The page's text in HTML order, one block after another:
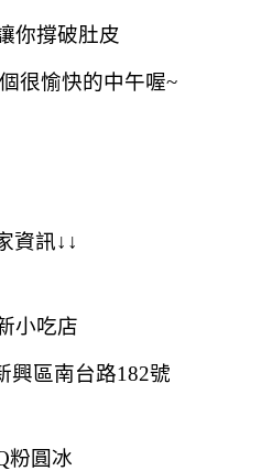
你撐破肚皮
很愉快的中午喔~
資訊↓↓
小吃店
興區南台路182號
粉圓冰